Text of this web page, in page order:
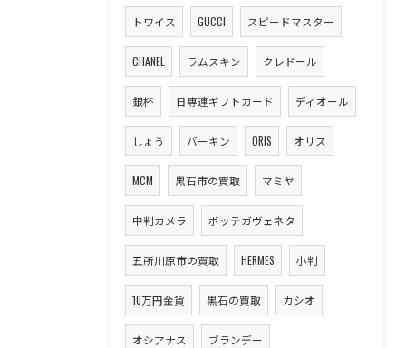
トワイス GUCCI スピードマスター
CHANEL ラムスキン クレドール
銀杯 日専連ギフトカード ディオール
しょう バーキン ORIS オリス
MCM 黒石市の買取 マミヤ
中判カメラ ボッテガヴェネタ
五所川原市の買取 HERMES 小判
10万円金貨 黒石の買取 カシオ
オシアナス ブランデー